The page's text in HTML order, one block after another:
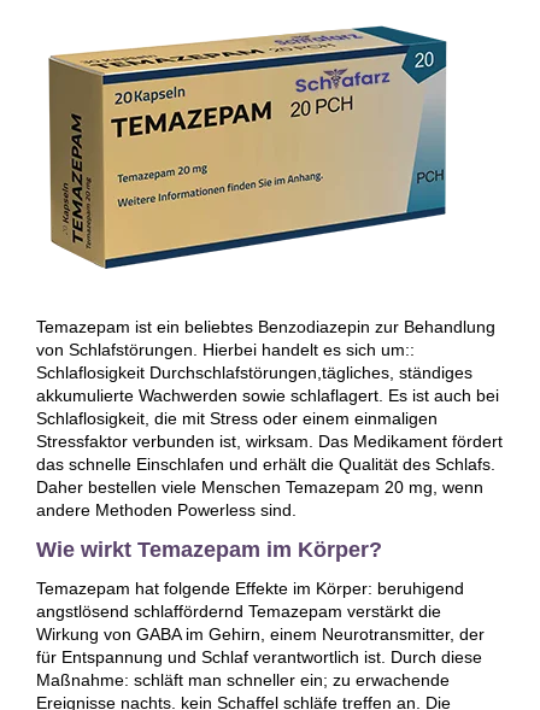
Temazepam ist ein beliebtes Benzodiazepin zur Behandlung
von Schlafstörungen. Hierbei handelt es sich um::
Schlaflosigkeit Durchschlafstörungen,tägliches, ständiges
akkumulierte Wachwerden sowie schlaflagert. Es ist auch bei
Schlaflosigkeit, die mit Stress oder einem einmaligen
Stressfaktor verbunden ist, wirksam. Das Medikament fördert
das schnelle Einschlafen und erhält die Qualität des Schlafs.
Daher bestellen viele Menschen Temazepam 20 mg, wenn
andere Methoden Powerless sind.
Wie wirkt Temazepam im Körper?
Temazepam hat folgende Effekte im Körper: beruhigend
angstlösend schlaffördernd Temazepam verstärkt die
Wirkung von GABA im Gehirn, einem Neurotransmitter, der
für Entspannung und Schlaf verantwortlich ist. Durch diese
Maßnahme: schläft man schneller ein; zu erwachende
Ereignisse nachts. kein Schaffel schläfe treffen an. Die